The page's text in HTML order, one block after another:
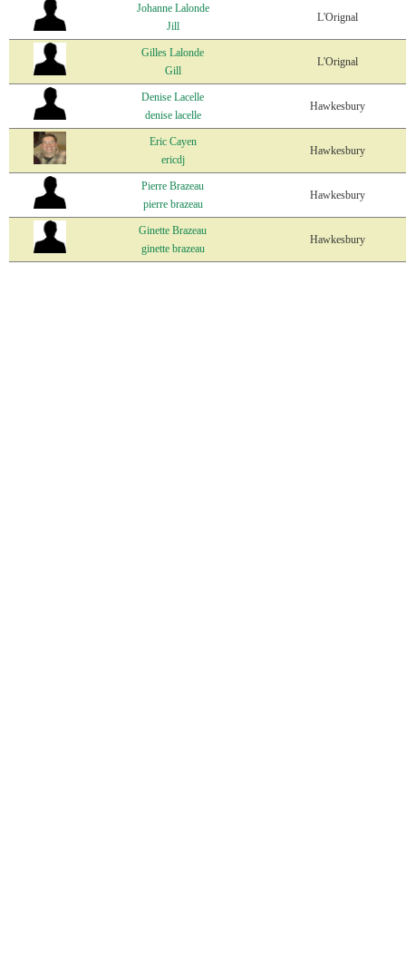
Johanne Lalonde
Jill
L'Orignal
Gilles Lalonde
Gill
L'Orignal
Denise Lacelle
denise lacelle
Hawkesbury
Eric Cayen
ericdj
Hawkesbury
Pierre Brazeau
pierre brazeau
Hawkesbury
Ginette Brazeau
ginette brazeau
Hawkesbury